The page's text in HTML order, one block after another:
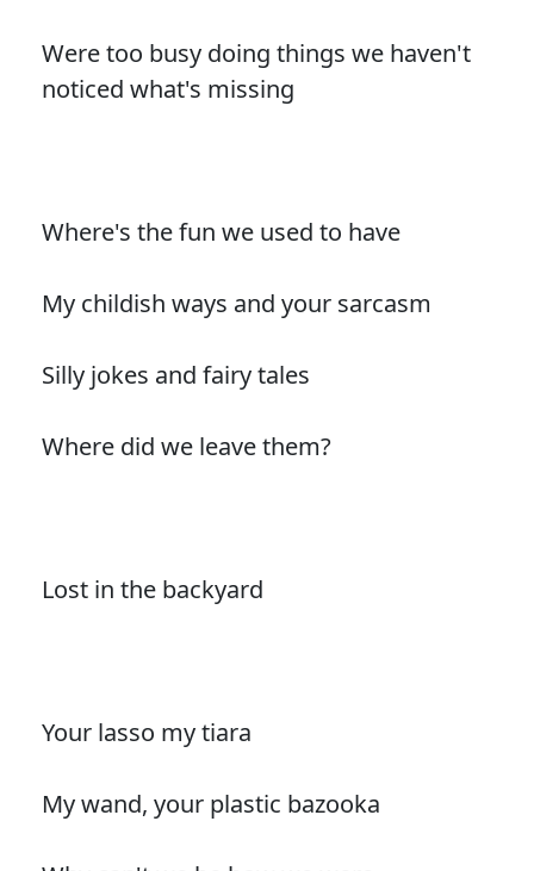
Were too busy doing things we haven't
noticed what's missing
Where's the fun we used to have
My childish ways and your sarcasm
Silly jokes and fairy tales
Where did we leave them?
Lost in the backyard
Your lasso my tiara
My wand, your plastic bazooka